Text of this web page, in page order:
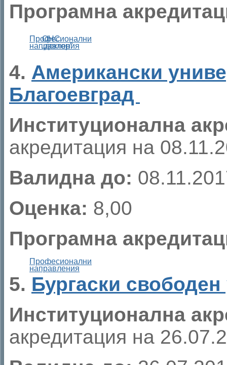
Програмна
Професионални
направления
ОНС
„доктор”
4. Американски
Благоевград
Институционална
акредитация на
Валидна до:
Оценка: 8,00
Програмна
Професионални
направления
5. Бургаски свободен
Институционална
акредитация на